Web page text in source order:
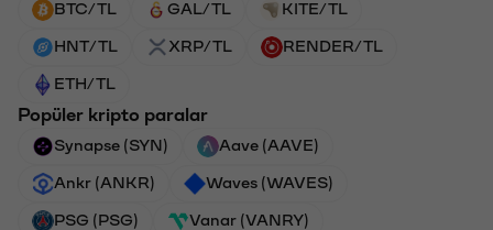
BTC/TL GAL/TL KITE/TL
HNT/TL XRP/TL RENDER/TL
ETH/TL
Popüler kripto paralar
Synapse (SYN) Aave (AAVE)
Ankr (ANKR) Waves (WAVES)
PSG (PSG) Vanar (VANRY)